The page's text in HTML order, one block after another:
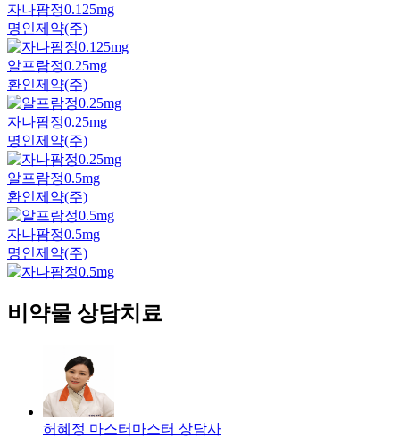
자나팜정0.125mg
명인제약(주)
알프람정0.25mg
환인제약(주)
자나팜정0.25mg
명인제약(주)
알프람정0.5mg
환인제약(주)
자나팜정0.5mg
명인제약(주)
비약물 상담치료
허혜정 마스터 마스터 상담사